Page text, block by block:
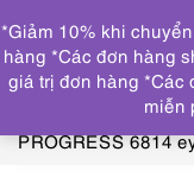
Trang chủ KÍNH
5573-
PROGRESS 6814
*Giảm 10% khi
hàng *Các đơn hàng
giá trị đơn hàng *Các
miễn